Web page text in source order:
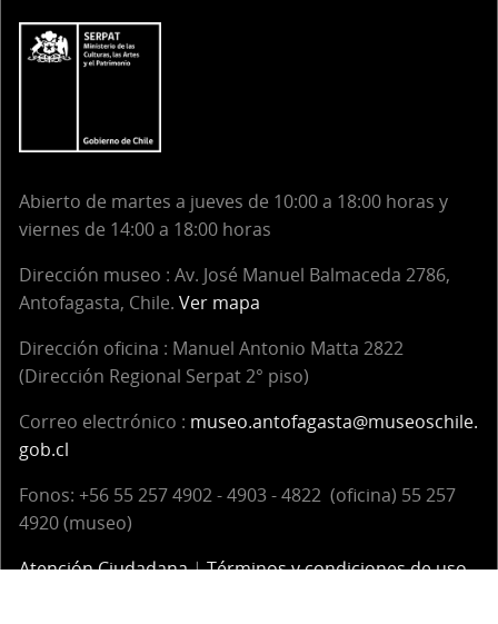
Abierto de martes a jueves de 10:00 a 18:00 horas y
viernes de 14:00 a 18:00 horas
Dirección museo : Av. José Manuel Balmaceda 2786,
Antofagasta, Chile. Ver mapa
Dirección oficina : Manuel Antonio Matta 2822
(Dirección Regional Serpat 2° piso)
Correo electrónico : museo.antofagasta@museoschile.
gob.cl
Fonos: +56 55 257 4902 - 4903 - 4822 (oficina) 55 257
4920 (museo)
Atención Ciudadana|Términos y condiciones de uso